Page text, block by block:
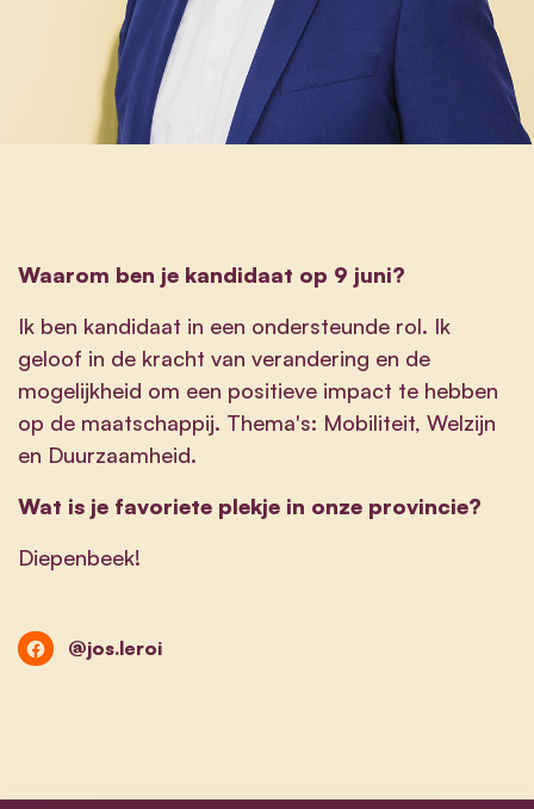
Waarom ben je kandidaat op 9 juni?
Ik ben kandidaat in een ondersteunde rol. Ik
geloof in de kracht van verandering en de
mogelijkheid om een positieve impact te hebben
op de maatschappij. Thema's: Mobiliteit, Welzijn
en Duurzaamheid.
Wat is je favoriete plekje in onze provincie?
Diepenbeek!
@jos.leroi